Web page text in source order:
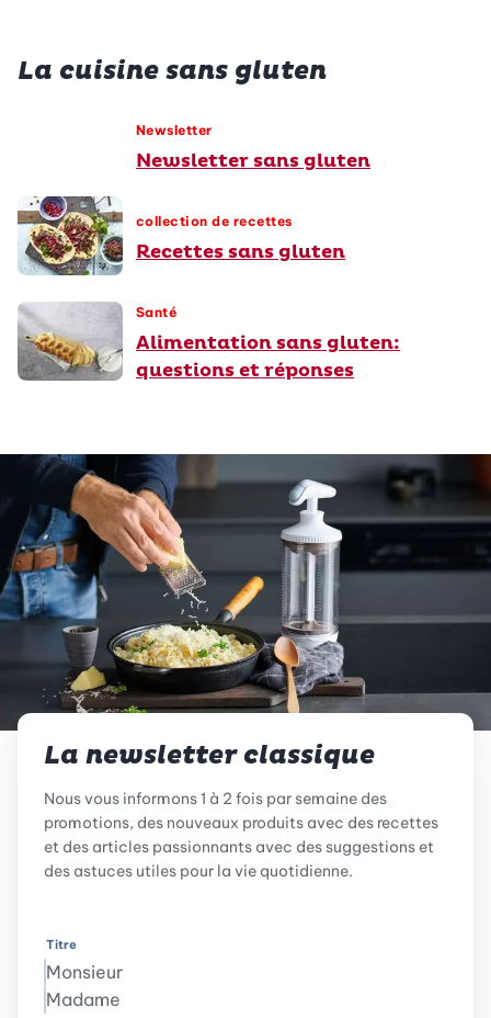
La cuisine sans gluten
Newsletter
Newsletter sans gluten
collection de recettes
Recettes sans gluten
Santé
Alimentation sans gluten:
questions et réponses
La newsletter classique
Nous vous informons 1 à 2 fois par semaine des
promotions, des nouveaux produits avec des recettes
et des articles passionnants avec des suggestions et
des astuces utiles pour la vie quotidienne.
Titre
Monsieur
Madame